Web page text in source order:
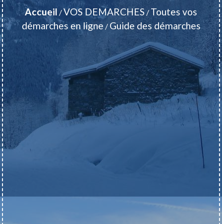
Accueil /VOS DEMARCHES / Toutes vos
démarches en ligne / Guide des démarches